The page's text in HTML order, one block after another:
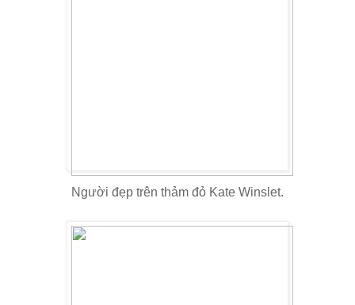
Người đẹp trên thảm đỏ Kate Winslet.